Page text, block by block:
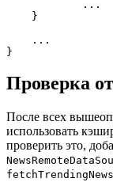
            ...
    }
    ...
}
Проверка
После всех
использовать
проверить это,